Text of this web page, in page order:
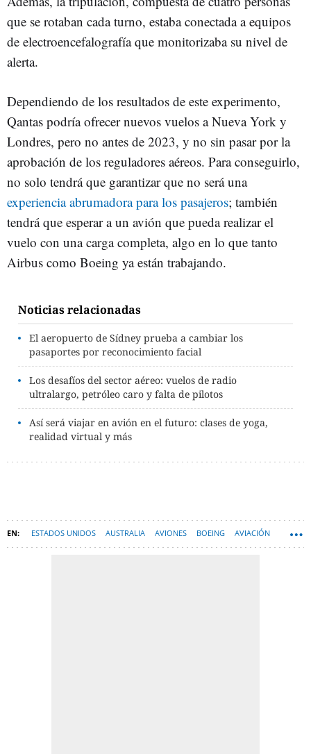
que se rotaban cada turno, estaba conectada a equipos
de electroencefalografía que monitorizaba su nivel de
alerta.
Dependiendo de los resultados de este experimento,
Qantas podría ofrecer nuevos vuelos a Nueva York y
Londres, pero no antes de 2023, y no sin pasar por la
aprobación de los reguladores aéreos. Para conseguirlo,
no solo tendrá que garantizar que no será una
experiencia abrumadora para los pasajeros; también
tendrá que esperar a un avión que pueda realizar el
vuelo con una carga completa, algo en lo que tanto
Airbus como Boeing ya están trabajando.
Noticias relacionadas
El aeropuerto de Sídney prueba a cambiar los
pasaportes por reconocimiento facial
Los desafíos del sector aéreo: vuelos de radio
ultralargo, petróleo caro y falta de pilotos
Así será viajar en avión en el futuro: clases de yoga,
realidad virtual y más
ESTADOS UNIDOS AUSTRALIA AVIONES BOEING AVIACIÓN